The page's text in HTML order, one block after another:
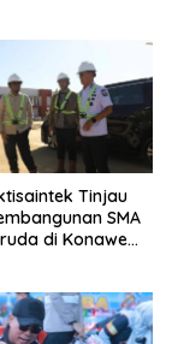
Tinjau
SMA
di Konawe